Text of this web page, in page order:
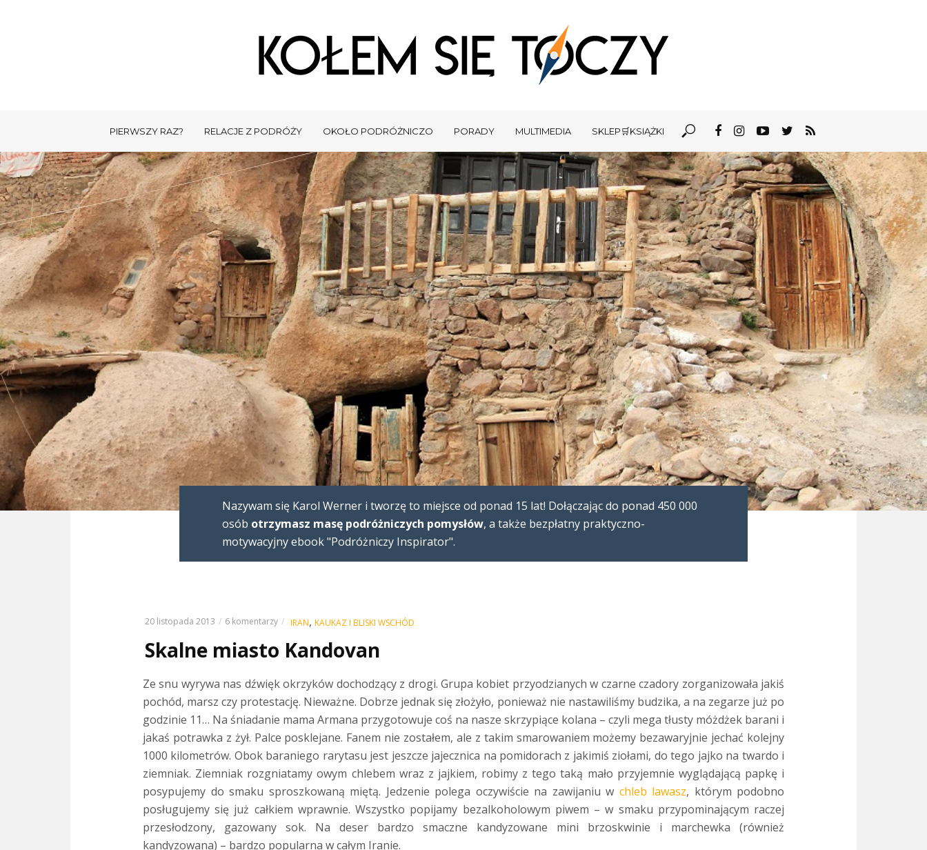
PIERWSZY RAZ? RELACJE Z PODRÓŻY OKOŁO PODRÓŻNICZO PORADY MULTIMEDIA SKLEP🛒KSIĄŻKI
Nazywam się Karol Werner i tworzę to miejsce od ponad 15 lat! Dołączając do ponad 450 000
osób otrzymasz masę podróżniczych pomysłów, a także bezpłatny praktyczno-
motywacyjny ebook "Podróżniczy Inspirator".
20 listopada 2013 6 komentarzy IRAN, KAUKAZ I BLISKI WSCHÓD
Skalne miasto Kandovan
Ze snu wyrywa nas dźwięk okrzyków dochodzący z drogi. Grupa kobiet przyodzianych w czarne czadory zorganizowała jakiś
pochód, marsz czy protestację. Nieważne. Dobrze jednak się złożyło, ponieważ nie nastawiliśmy budzika, a na zegarze już po
godzinie 11… Na śniadanie mama Armana przygotowuje coś na nasze skrzypiące kolana – czyli mega tłusty móżdżek barani i
jakaś potrawka z żył. Palce posklejane. Fanem nie zostałem, ale z takim smarowaniem możemy bezawaryjnie jechać kolejny
1000 kilometrów. Obok baraniego rarytasu jest jeszcze jajecznica na pomidorach z jakimiś ziołami, do tego jajko na twardo i
ziemniak. Ziemniak rozgniatamy owym chlebem wraz z jajkiem, robimy z tego taką mało przyjemnie wyglądającą papkę i
posypujemy do smaku sproszkowaną miętą. Jedzenie polega oczywiście na zawijaniu w chleb lawasz, którym podobno
posługujemy się już całkiem wprawnie. Wszystko popijamy bezalkoholowym piwem – w smaku przypominającym raczej
przesłodzony, gazowany sok. Na deser bardzo smaczne kandyzowane mini brzoskwinie i marchewka (również
kandyzowana) – bardzo popularna w całym Iranie.